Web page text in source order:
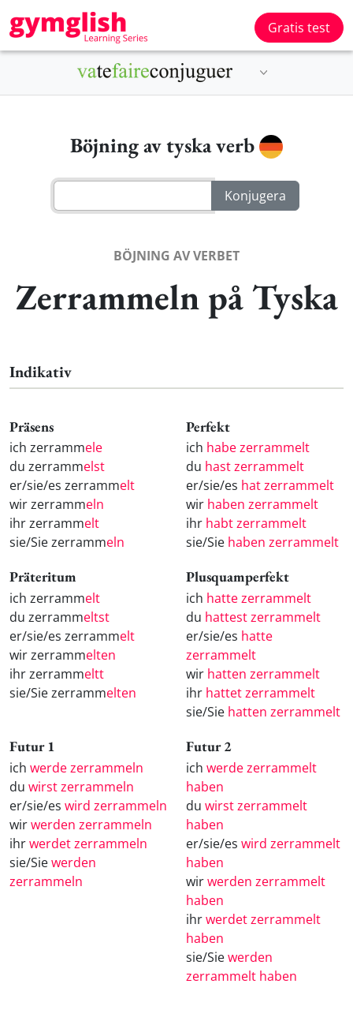
Gratis test
Böjning av tyska verb
BÖJNING AV VERBET
Zerrammeln på Tyska
Indikativ
Präsens
ich zerrammele
du zerrammelst
er/sie/es zerrammelt
wir zerrammeln
ihr zerrammelt
sie/Sie zerrammeln
Perfekt
ich habe zerrammelt
du hast zerrammelt
er/sie/es hat zerrammelt
wir haben zerrammelt
ihr habt zerrammelt
sie/Sie haben zerrammelt
Präteritum
ich zerrammelt
du zerrammeltst
er/sie/es zerrammelt
wir zerrammelten
ihr zerrammeltt
sie/Sie zerrammelten
Plusquamperfekt
ich hatte zerrammelt
du hattest zerrammelt
er/sie/es hatte
zerrammelt
wir hatten zerrammelt
ihr hattet zerrammelt
sie/Sie hatten zerrammelt
Futur 1
ich werde zerrammeln
du wirst zerrammeln
er/sie/es wird zerrammeln
wirwerden zerrammeln
ihrwerdet zerrammeln
sie/Siewerden
zerrammeln
Futur 2
ich werde zerrammelt
haben
du wirst zerrammelt
haben
er/sie/es wird zerrammelt
haben
wirwerden zerrammelt
haben
ihrwerdet zerrammelt
haben
sie/Siewerden
zerrammelt haben